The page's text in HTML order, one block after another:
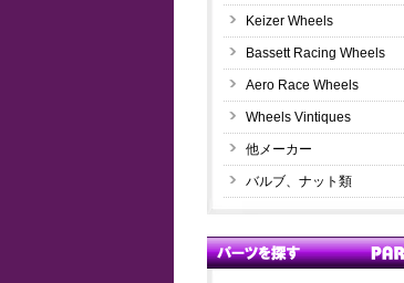
Keizer Wheels
Bassett Racing Wheels
Aero Race Wheels
Wheels Vintiques
他メーカー
バルブ、ナット類